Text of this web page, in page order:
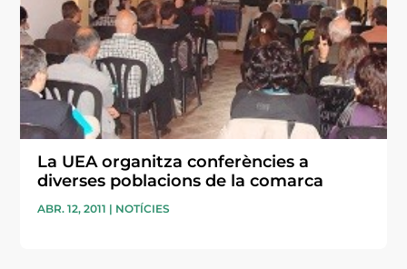
La UEA organitza conferències a
diverses poblacions de la comarca
ABR. 12, 2011 | NOTÍCIES